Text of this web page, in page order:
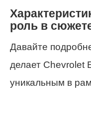
роль в
Давайте
делает Chevrolet
уникальным в